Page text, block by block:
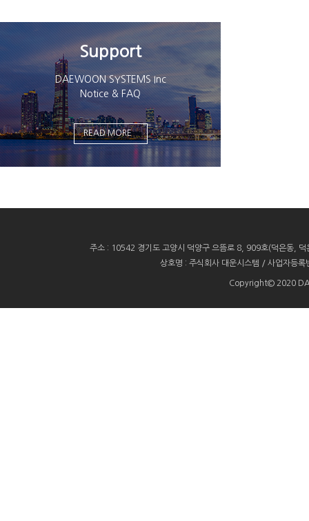
Support
DAEWOON SYSTEMS Inc
Notice & FAQ
READ MORE
주소 : 10542 경기도 고양시 덕양구 으뜸로 8, 909호(덕은동,
상호명 : 주식회사 대운시스템 / 사업자
Copyright© 2020